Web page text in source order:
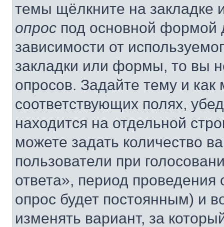
темы щёлкните на
опрос под основной формой
зависимости от
закладки или формы, то вы
опросов. Задайте тему и
соответствующих полях,
находится на отдельной
можете задать количество
пользователи при
ответа», период проведения
опрос будет постоянным) и
изменять вариант, за